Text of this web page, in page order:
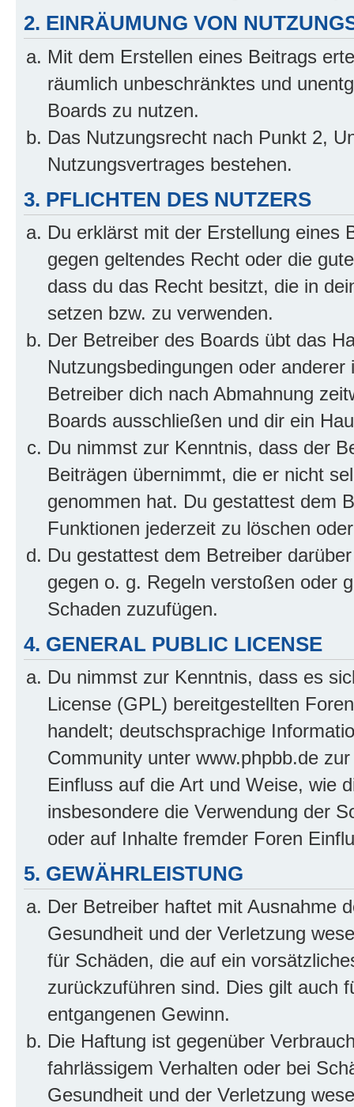
2. EINRÄUMUNG VON
Mit dem Erstellen eines Beitrags
räumlich unbeschränktes und
Boards zu nutzen.
Das Nutzungsrecht nach Punkt 2,
Nutzungsvertrages bestehen.
3. PFLICHTEN DES NUTZERS
Du erklärst mit der Erstellung eines
gegen geltendes Recht oder die
dass du das Recht besitzt, die in
setzen bzw. zu verwenden.
Der Betreiber des Boards übt das
Nutzungsbedingungen oder
Betreiber dich nach Abmahnung
Boards ausschließen und dir ein
Du nimmst zur Kenntnis, dass der
Beiträgen übernimmt, die er nicht
genommen hat. Du gestattest dem
Funktionen jederzeit zu löschen
Du gestattest dem Betreiber
gegen o. g. Regeln verstoßen oder
Schaden zuzufügen.
4. GENERAL PUBLIC LICENSE
Du nimmst zur Kenntnis, dass es
License (GPL) bereitgestellten
handelt; deutschsprachige
Community unter www.phpbb.de
Einfluss auf die Art und Weise, wie
insbesondere die Verwendung der
oder auf Inhalte fremder Foren
5. GEWÄHRLEISTUNG
Der Betreiber haftet mit Ausnahme
Gesundheit und der Verletzung
für Schäden, die auf ein
zurückzuführen sind. Dies gilt auch
entgangenen Gewinn.
Die Haftung ist gegenüber
fahrlässigem Verhalten oder bei
Gesundheit und der Verletzung